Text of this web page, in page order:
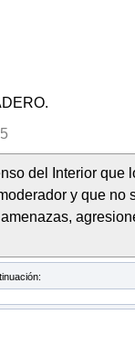
del Interior que
y que no